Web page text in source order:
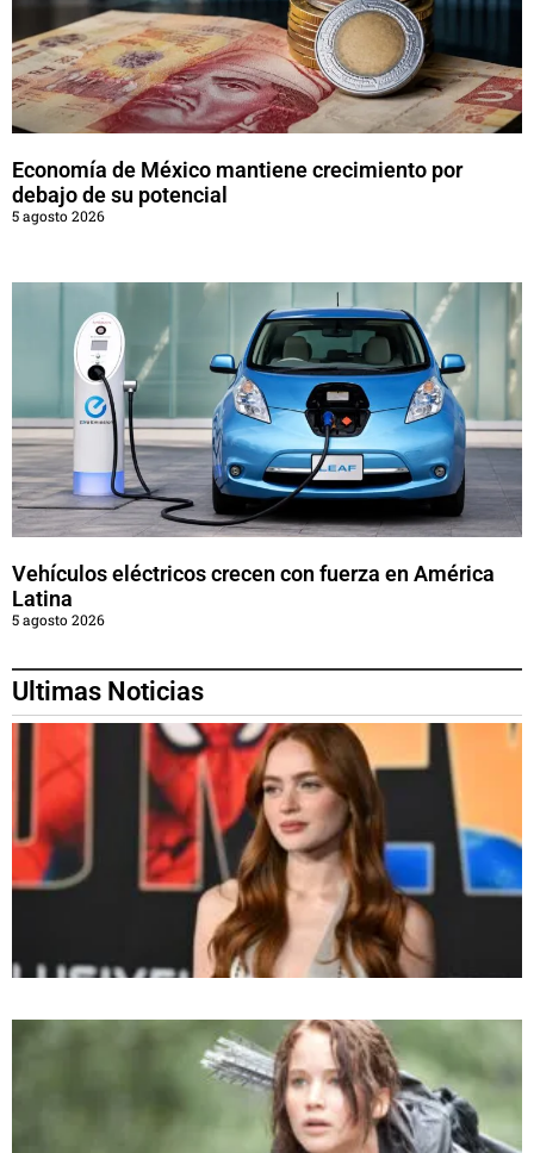
Economía de México mantiene crecimiento por
debajo de su potencial
5 agosto 2026
Vehículos eléctricos crecen con fuerza en América
Latina
5 agosto 2026
Ultimas Noticias